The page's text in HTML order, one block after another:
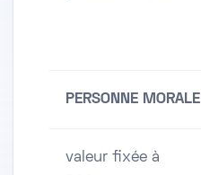
PERSONNE MORALE
valeur fixée à